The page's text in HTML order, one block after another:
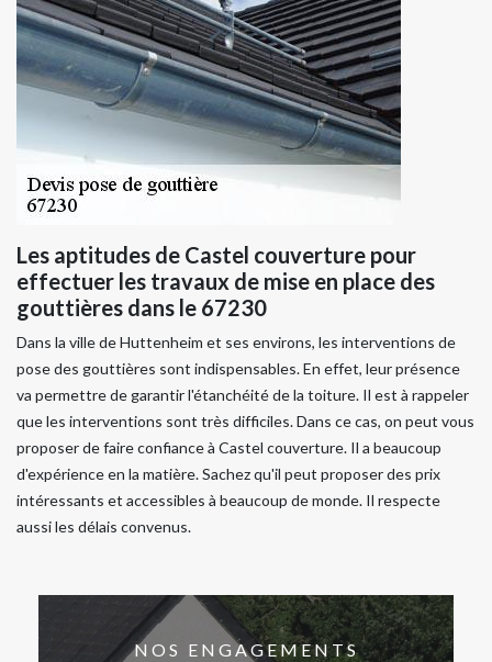
Les aptitudes de Castel couverture pour
effectuer les travaux de mise en place des
gouttières dans le 67230
Dans la ville de Huttenheim et ses environs, les interventions de
pose des gouttières sont indispensables. En effet, leur présence
va permettre de garantir l'étanchéité de la toiture. Il est à rappeler
que les interventions sont très difficiles. Dans ce cas, on peut vous
proposer de faire confiance à Castel couverture. Il a beaucoup
d'expérience en la matière. Sachez qu'il peut proposer des prix
intéressants et accessibles à beaucoup de monde. Il respecte
aussi les délais convenus.
NOS ENGAGEMENTS